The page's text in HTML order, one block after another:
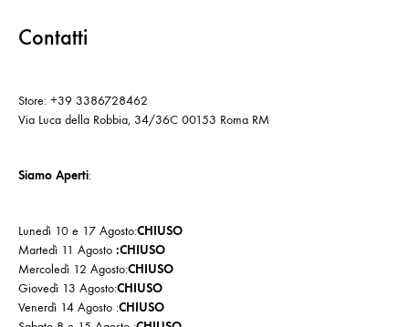
Contatti
Store: +39 3386728462
Via Luca della Robbia, 34/36C 00153 Roma RM
Siamo Aperti:
Lunedì 10 e 17 Agosto:CHIUSO
Martedì 11 Agosto :CHIUSO
Mercoledì 12 Agosto:CHIUSO
Giovedì 13 Agosto:CHIUSO
Venerdì 14 Agosto :CHIUSO